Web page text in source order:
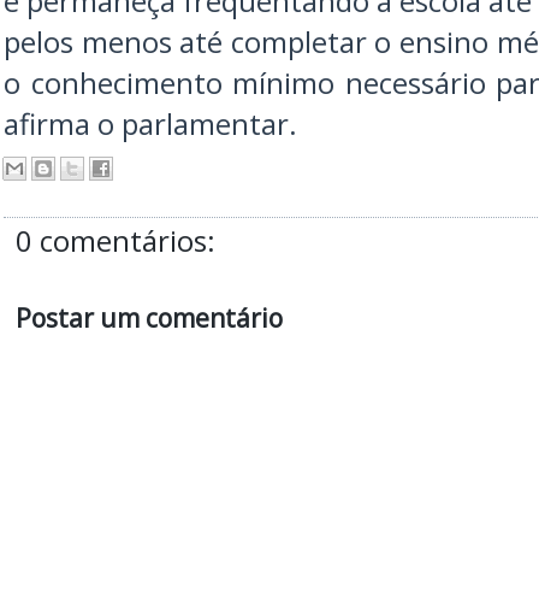
pelos menos até completar o ensino
o conhecimento mínimo necessário
afirma o parlamentar.
0 comentários:
Postar um comentário